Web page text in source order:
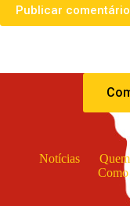
Publicar comentário
Notícias